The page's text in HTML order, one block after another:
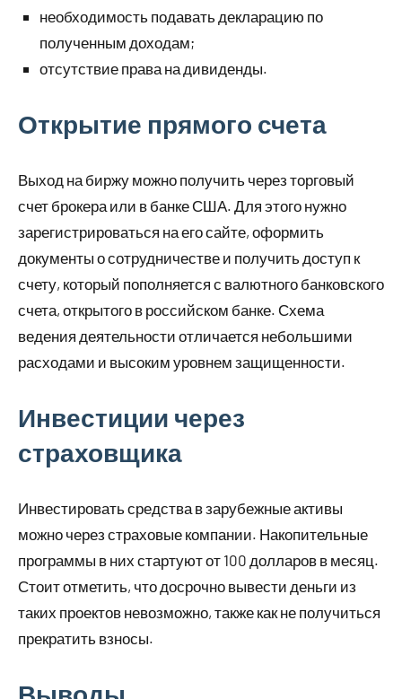
необходимость подавать декларацию по
полученным доходам;
отсутствие права на дивиденды.
Открытие прямого счета
Выход на биржу можно получить через торговый
счет брокера или в банке США. Для этого нужно
зарегистрироваться на его сайте, оформить
документы о сотрудничестве и получить доступ к
счету, который пополняется с валютного банковского
счета, открытого в российском банке. Схема
ведения деятельности отличается небольшими
расходами и высоким уровнем защищенности.
Инвестиции через
страховщика
Инвестировать средства в зарубежные активы
можно через страховые компании. Накопительные
программы в них стартуют от 100 долларов в месяц.
Стоит отметить, что досрочно вывести деньги из
таких проектов невозможно, также как не получиться
прекратить взносы.